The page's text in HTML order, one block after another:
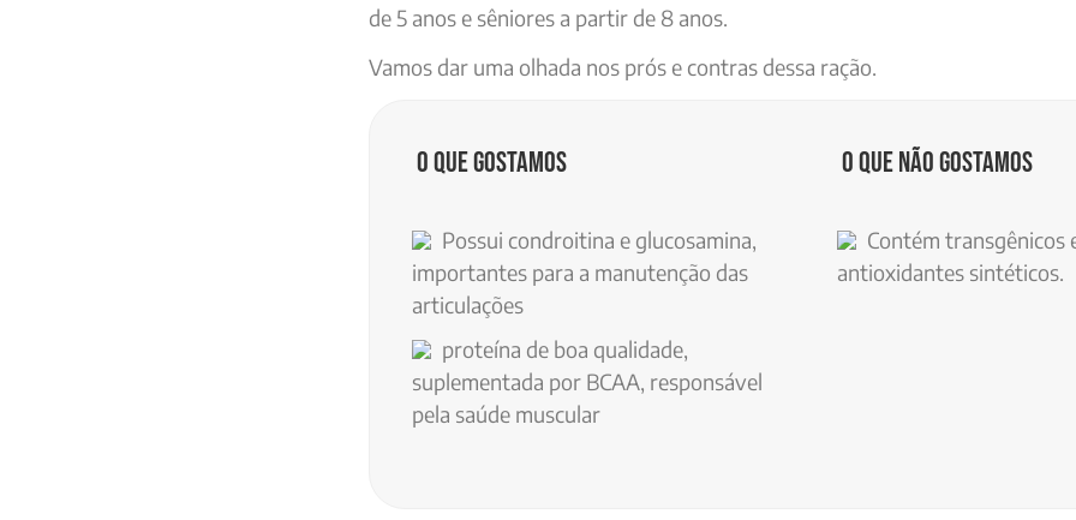
de 5 anos e sêniores a partir de 8 anos.
Vamos dar uma olhada nos prós e contras dessa ração.
O que gostamos
Possui condroitina e glucosamina,
importantes para a manutenção das
articulações
proteína de boa qualidade,
suplementada por BCAA, responsável
pela saúde muscular
O que não gostamos
Contém transgênicos
antioxidantes sintéticos.